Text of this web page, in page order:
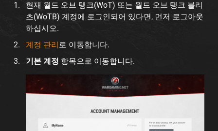
현재 월드 오브 탱크(WoT) 또는 월드 오브 탱크 블리
츠(WoTB) 계정에 로그인되어 있다면, 먼저 로그아웃
하십시오.
계정 관리로 이동합니다.
기본 계정 항목으로 이동합니다.